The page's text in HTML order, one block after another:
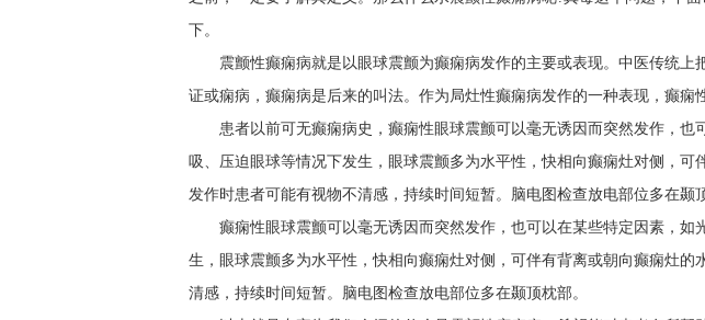
下。
震颤性癫痫病就是以眼球震颤为癫痫病发作的主要或表现。中医传统上
证或痫病，癫痫病是后来的叫法。作为局灶性癫痫病发作的一种表现，癫痫
患者以前可无癫痫病史，癫痫性眼球震颤可以毫无诱因而突然发作，也
吸、压迫眼球等情况下发生，眼球震颤多为水平性，快相向癫痫灶对侧，可
发作时患者可能有视物不清感，持续时间短暂。脑电图检查放电部位多在颞
癫痫性眼球震颤可以毫无诱因而突然发作，也可以在某些特定因素，如
生，眼球震颤多为水平性，快相向癫痫灶对侧，可伴有背离或朝向癫痫灶的
清感，持续时间短暂。脑电图检查放电部位多在颞顶枕部。